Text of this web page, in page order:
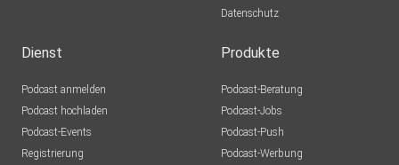
Datenschutz
Dienst
Podcast anmelden
Podcast hochladen
Podcast-Events
Registrierung
Produkte
Podcast-Beratung
Podcast-Jobs
Podcast-Push
Podcast-Werbung